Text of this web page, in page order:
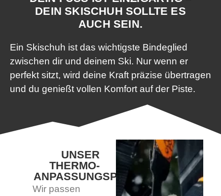
EIN SKISCHUH SOLLTE ES A
UCH SEIN.
Ein Skischuh ist das wichtigste Bindeglied
zwischen dir und deinem Ski. Nur wenn er
perfekt sitzt, wird deine Kraft präzise übertragen
und du genießt vollen Komfort auf der Piste.
UNSER
THERMO-
ANPASSUNGSPROZESS
Wir passen